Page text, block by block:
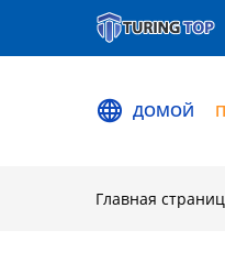
ДОМОЙ
Главная